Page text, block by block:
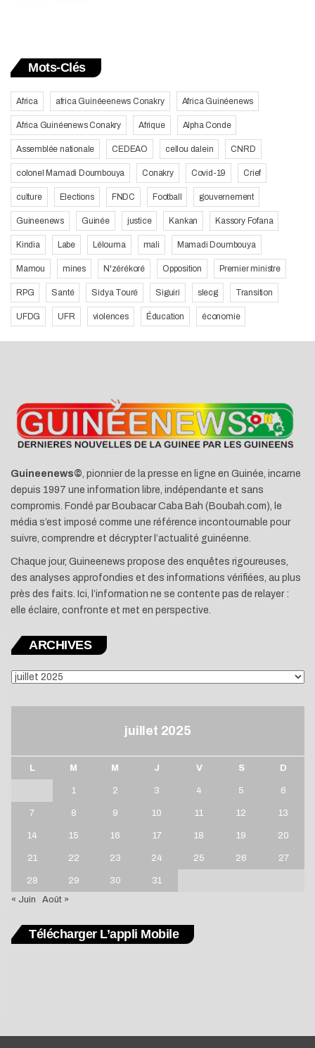
Mots-Clés
Africa africa Guinéeenews Conakry Africa Guinéenews
Africa Guinéenews Conakry Afrique Alpha Conde
Assemblée nationale CEDEAO cellou dalein CNRD
colonel Mamadi Doumbouya Conakry Covid-19 Crief
culture Elections FNDC Football gouvernement
Guineenews Guinée justice Kankan Kassory Fofana
Kindia Labe Lélouma mali Mamadi Doumbouya
Mamou mines N'zérékoré Opposition Premier ministre
RPG Santé Sidya Touré Siguiri slecg Transition
UFDG UFR violences Éducation économie
Guineenews©, pionnier de la presse en ligne en Guinée, incarne
depuis 1997 une information libre, indépendante et sans
compromis. Fondé par Boubacar Caba Bah (Boubah.com), le
média s’est imposé comme une référence incontournable pour
suivre, comprendre et décrypter l’actualité guinéenne.
Chaque jour, Guineenews propose des enquêtes rigoureuses,
des analyses approfondies et des informations vérifiées, au plus
près des faits. Ici, l’information ne se contente pas de relayer :
elle éclaire, confronte et met en perspective.
ARCHIVES
ARCHIVES
juillet 2025
L M M J V S D
1 2 3 4 5 6
7 8 9 10 11 12 13
14 15 16 17 18 19 20
21 22 23 24 25 26 27
28 29 30
31
« Juin
Août »
Télécharger L’appli Mobile